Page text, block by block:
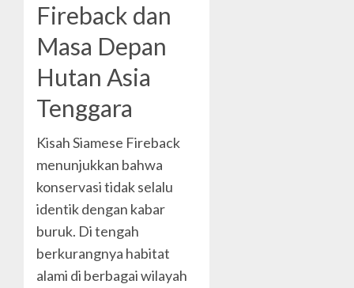
Fireback dan
Masa Depan
Hutan Asia
Tenggara
Kisah Siamese Fireback
menunjukkan bahwa
konservasi tidak selalu
identik dengan kabar
buruk. Di tengah
berkurangnya habitat
alami di berbagai wilayah